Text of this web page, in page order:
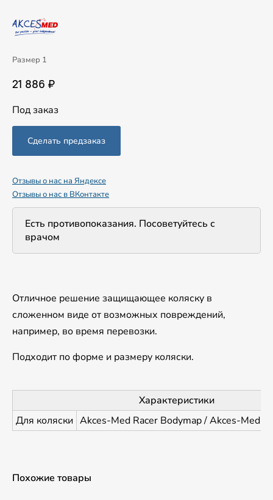
Размер 1
21 886 ₽
Под заказ
Отзывы о нас на Яндексе
Отзывы о нас в ВКонтакте
Есть противопоказания. Посоветуйтесь с
врачом
Отличное решение защищающее коляску в
сложенном виде от возможных повреждений,
например, во время перевозки.
Подходит по форме и размеру коляски.
Характеристики
Для коляски Akces-Med Racer Bodymap / Akces-Med
Похожие товары